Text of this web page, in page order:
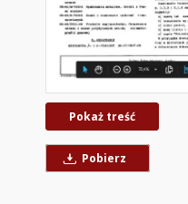
Pokaż treść
Pobierz